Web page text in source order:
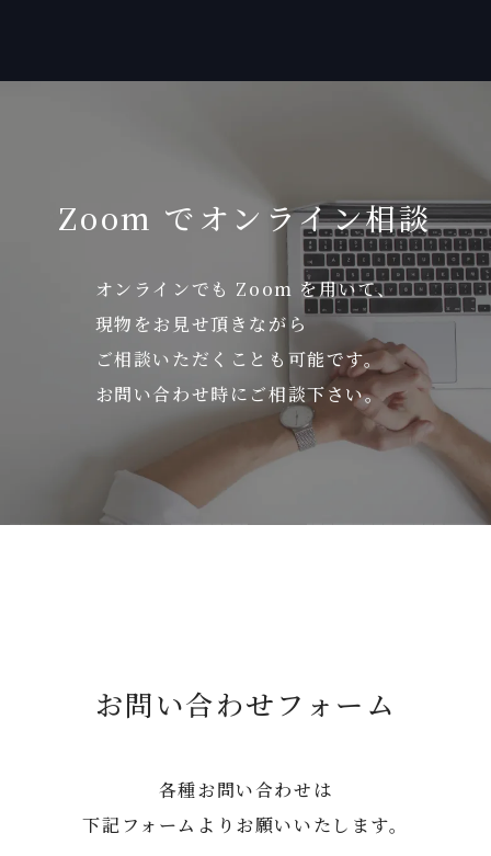
Zoom でオンライン相談
オンラインでも Zoom を用いて、
現物をお見せ頂きながら
ご相談いただくことも可能です。
お問い合わせ時にご相談下さい。
お問い合わせフォーム
各種お問い合わせは
下記フォームよりお願いいたします。